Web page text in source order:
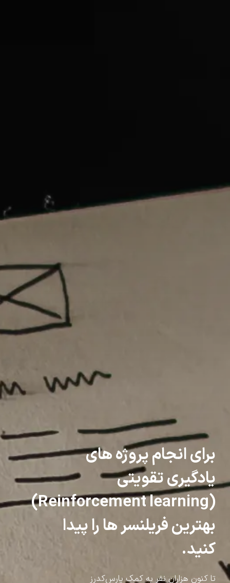
برای انجام پروژه های
یادگیری تقویتی
(Reinforcement learning)
بهترین فریلنسر ها را پیدا
کنید.
تا کنون هزاران نفر به کمک پارس‌کدرز